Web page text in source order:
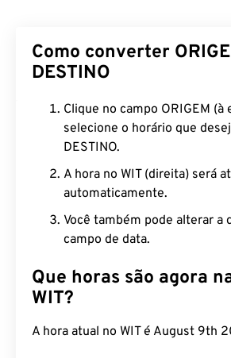
Como converter
DESTINO
Clique no campo ORIGEM (à
selecione o horário que
DESTINO.
A hora no WIT (direita) será
automaticamente.
Você também pode alterar a
campo de data.
Que horas são agora
WIT?
A hora atual no WIT é August 9th